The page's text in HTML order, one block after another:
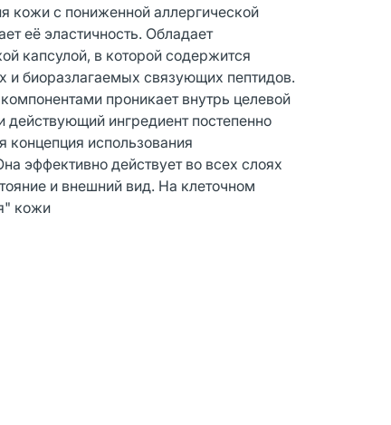
кожи с пониженной аллергической
её эластичность. Обладает
капсулой, в которой содержится
и биоразлагаемых связующих пептидов.
проникает внутрь целевой
ингредиент постепенно
концепция использования
эффективно действует во всех слоях
и внешний вид. На клеточном
кожи